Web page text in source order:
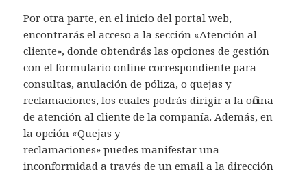
Por otra parte, en el inicio del portal web,
encontrarás el acceso a la sección «Atención al
cliente», donde obtendrás las opciones de gestión
con el formulario online correspondiente para
consultas, anulación de póliza, o quejas y
reclamaciones, los cuales podrás dirigir a la oficina
de atención al cliente de la compañía. Además, en
la opción «Quejas y
reclamaciones» puedes manifestar una
inconformidad a través de un email a la dirección